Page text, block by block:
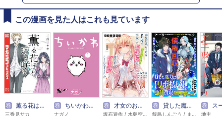
この漫画を見た人はこれも見ています
巻 薫る花は凛と咲く
三香見サカ
巻 ちいかわ なんか小さくてかわいいやつ
ナガノ
巻 才女のお世話 巻 貸した魔力は【リボ払い】で強制徴収～用済みとパーティー追放された俺は、可愛いサポート妖精と一緒に取り立てた魔力を運用して最強を目指す。～（単話版） 巻 スーパー
地主